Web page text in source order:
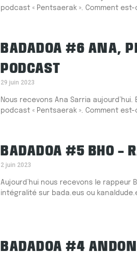
podcast « Pentsaerak ». Comment est-
BADADOA #6 ANA,
PODCAST
29 juin 2023
Nous recevons Ana Sarria
podcast « Pentsaerak ». Comment est-
BADADOA #5 BHO –
2 juin 2023
Aujourd’hui nous recevons le rappeur
intégralité sur bada.eus ou
BADADOA #4